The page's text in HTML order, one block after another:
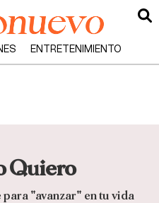
ENTRETENIMIENTO
Quiero
"avanzar" en tu vida